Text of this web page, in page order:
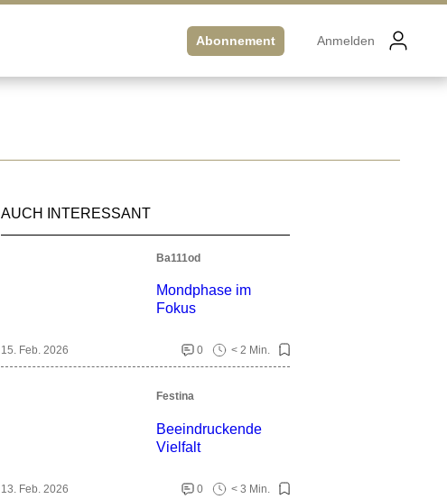
Abonnement Anmelden
AUCH INTERESSANT
Ba111od
Mondphase im
Fokus
15. Feb. 2026 0 < 2 Min.
Festina
Beeindruckende
Vielfalt
13. Feb. 2026 0 < 3 Min.